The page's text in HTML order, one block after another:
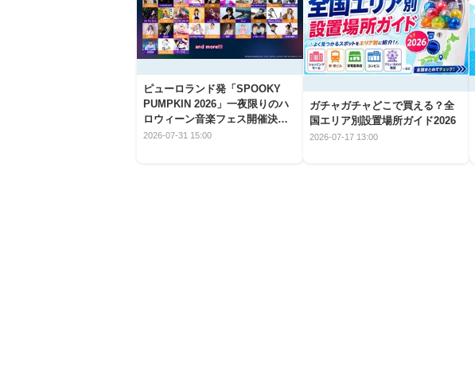
ピューロランド発「SPOOKY
PUMPKIN 2026」一夜限りのハ
ロウィーン音楽フェス開催決
定！
2026-07-31 15:00
ガチャガチャどこで買える？全
国エリア別設置場所ガイド2026
2026-07-17 13:00